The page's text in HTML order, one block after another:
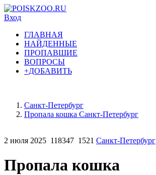
Вход
ГЛАВНАЯ
НАЙДЕННЫЕ
ПРОПАВШИЕ
ВОПРОСЫ
+ДОБАВИТЬ
Санкт-Петербург
Пропала кошка Санкт-Петербург
2 июля 2025 118347 1521 Санкт-Петербург
Пропала кошка